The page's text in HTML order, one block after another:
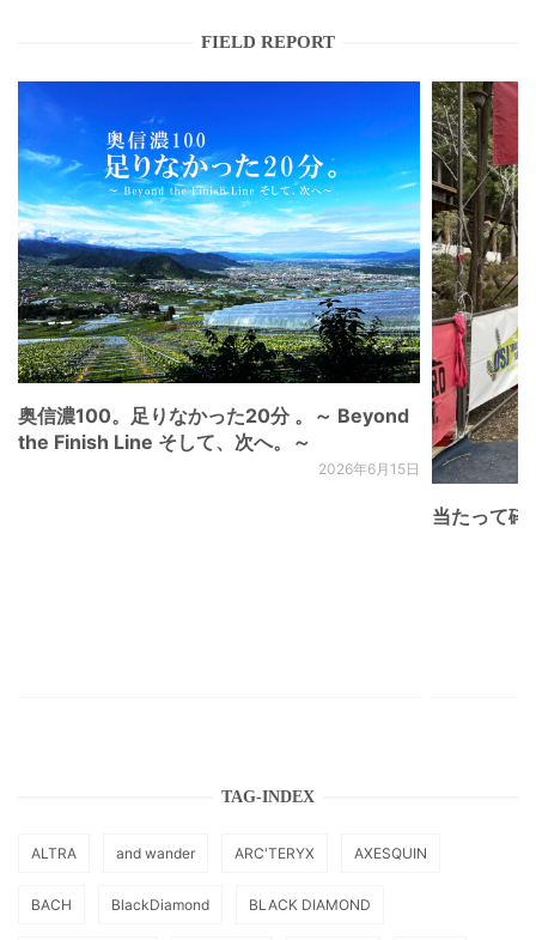
FIELD REPORT
奥信濃100。足りなかった20分 。～ Beyond
the Finish Line そして、次へ。～
2026年6月15日
当たって砕
TAG-INDEX
ALTRA and wander ARC'TERYX AXESQUIN
BACH BlackDiamond BLACK DIAMOND